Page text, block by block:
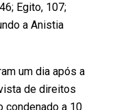
Egito, 107;
a Anistia
um dia após a
de direitos
condenado a 10